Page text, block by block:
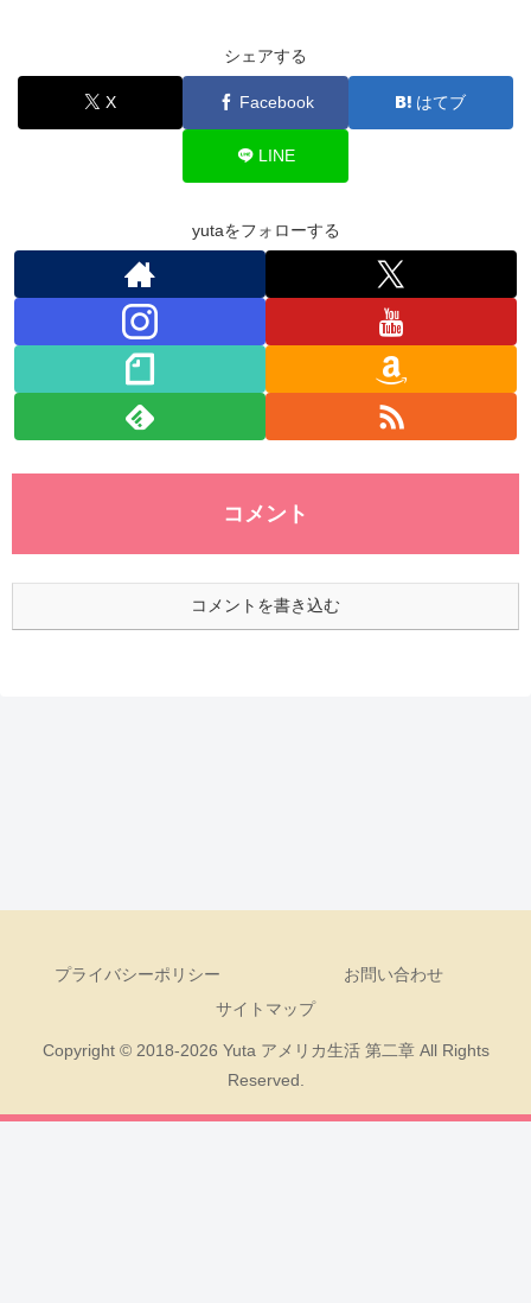
e
b
er
e
dI
at
s
A
p
p
ck
et
シェアする
X Facebook はてブ
LINE
yutaをフォローする
コメント
コメントを書き込む
プライバシーポリシー
お問い合わせ
サイトマップ
Copyright © 2018-2026 Yuta アメリカ生活 第二章 All Rights
Reserved.